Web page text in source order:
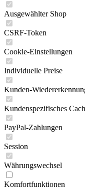
CSRF-Token
Cookie-Einstellungen
Individuelle Preise
Kunden-Wiedererkennung
Kundenspezifisches
PayPal-Zahlungen
Session
Währungswechsel
Komfortfunktionen
Diese Cookies werden